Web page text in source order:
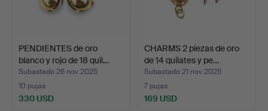
PENDIENTES de oro
blanco y rojo de 18 quil…
Subastado 26 nov 2025
10 pujas
330 USD
CHARMS 2 piezas de oro
de 14 quilates y pe…
Subastado 21 nov 2025
7 pujas
169 USD